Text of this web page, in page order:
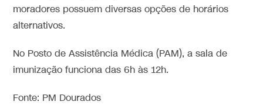
moradores possuem diversas opções de horários
alternativos.
No Posto de Assistência Médica (PAM), a sala de
imunização funciona das 6h às 12h.
Fonte: PM Dourados